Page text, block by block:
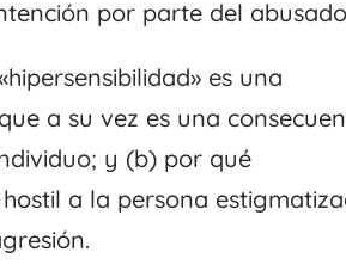
por parte del
es una
a su vez es una
y (b) por qué
a la persona